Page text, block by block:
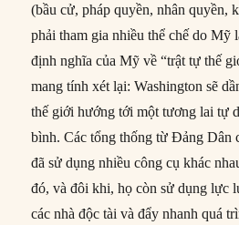
(bầu cử, pháp quyền, nhân
phải tham gia nhiều thể chế do Mỹ
định nghĩa của Mỹ về “trật tự thế
mang tính xét lại: Washington sẽ
thế giới hướng tới một tương lai tự
bình. Các tổng thống từ Đảng Dân
đã sử dụng nhiều công cụ khác
đó, và đôi khi, họ còn sử dụng lực
các nhà độc tài và đẩy nhanh quá